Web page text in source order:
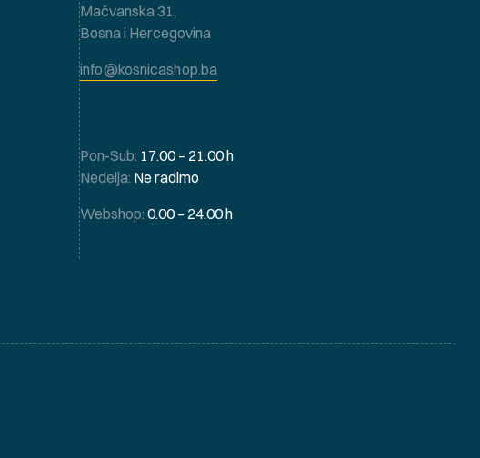
Mačvanska 31,
Bosna i Hercegovina
info@kosnicashop.ba
Pon-Sub: 17.00 – 21.00 h
Nedelja: Ne radimo
Webshop:0.00 – 24.00 h